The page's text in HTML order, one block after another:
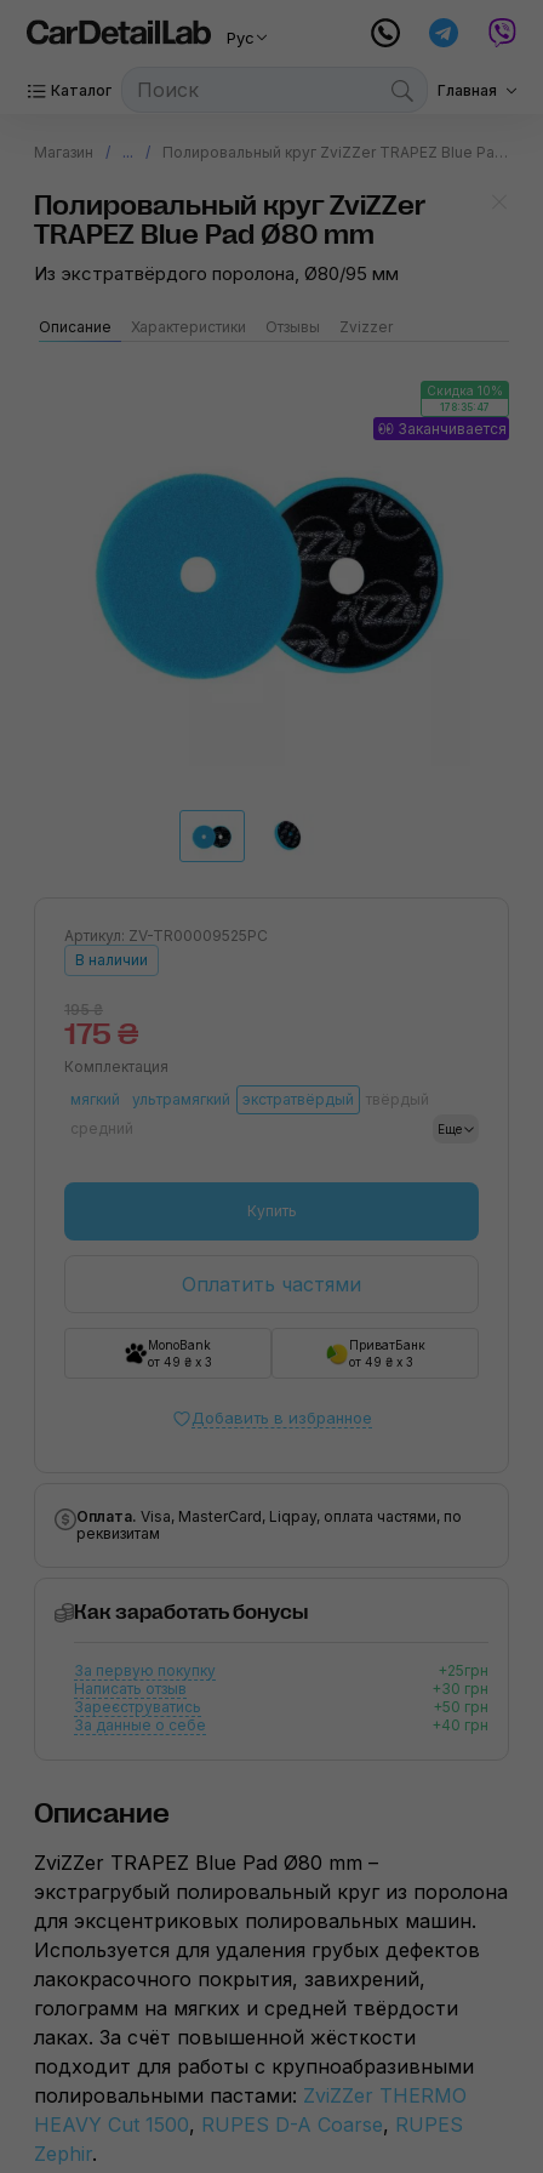
Рус
Каталог Главная
Магазин ... Полировальный круг ZviZZer TRAPEZ Blue Pad Ø80 mm
Полировальный круг ZviZZer
TRAPEZ Blue Pad Ø80 mm
Из экстратвёрдого поролона, Ø80/95 мм
Описание Характеристики Отзывы Zvizzer
Скидка 10%
178:35:47
Заканчивается
Артикул: ZV-TR00009525PC
В наличии
195 ₴
175 ₴
Комплектация
Еще
мягкий ультрамягкий экстратвёрдый
твёрдый
средний
Купить
Оплатить частями
MonoBank
от 49 ₴ x 3
ПриватБанк
от 49 ₴ x 3
Добавить в избранное
Оплата. Visa, MasterCard, Liqpay, оплата частями, по
реквизитам
Как заработать бонусы
За первую покупку
+25грн
Написать отзыв
+30 грн
Зареєструватись
+50 грн
За данные о себе
+40 грн
Описание
ZviZZer TRAPEZ Blue Pad Ø80 mm –
экстрагрубый полировальный круг из поролона
для эксцентриковых полировальных машин.
Используется для удаления грубых дефектов
лакокрасочного покрытия, завихрений,
голограмм на мягких и средней твёрдости
лаках. За счёт повышенной жёсткости
подходит для работы с крупноабразивными
полировальными пастами: ZviZZer THERMO
HEAVY Cut 1500, RUPES D-A Coarse, RUPES
Zephir.